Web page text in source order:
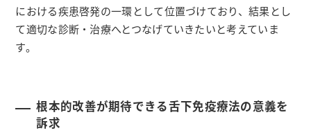
における疾患啓発の一環として位置づけており、結果とし
て適切な診断・治療へとつなげていきたいと考えていま
す。
根本的改善が期待できる舌下免疫療法の意義を
訴求